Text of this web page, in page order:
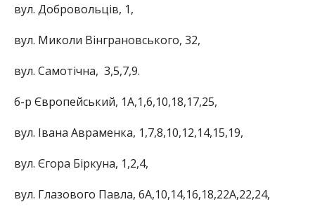
вул. Добровольців, 1,
вул. Миколи Вінграновського, 32,
вул. Самотічна, 3,5,7,9.
б-р Європейський, 1А,1,6,10,18,17,25,
вул. Івана Авраменка, 1,7,8,10,12,14,15,19,
вул. Єгора Біркуна, 1,2,4,
вул. Глазового Павла, 6А,10,14,16,18,22А,22,24,